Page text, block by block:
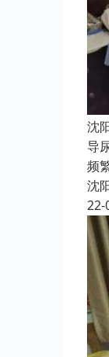
沈
导
频
沈
22-